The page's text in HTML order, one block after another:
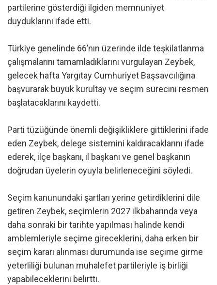
partilerine gösterdiği ilgiden memnuniyet
duyduklarını ifade etti.
Türkiye genelinde 66’nın üzerinde ilde teşkilatlanma
çalışmalarını tamamladıklarını vurgulayan Zeybek,
gelecek hafta Yargıtay Cumhuriyet Başsavcılığına
başvurarak büyük kurultay ve seçim sürecini resmen
başlatacaklarını kaydetti.
Parti tüzüğünde önemli değişikliklere gittiklerini ifade
eden Zeybek, delege sistemini kaldıracaklarını ifade
ederek, ilçe başkanı, il başkanı ve genel başkanın
doğrudan üyelerin oyuyla belirleneceğini söyledi.
Seçim kanunundaki şartları yerine getirdiklerini dile
getiren Zeybek, seçimlerin 2027 ilkbaharında veya
daha sonraki bir tarihte yapılması halinde kendi
amblemleriyle seçime gireceklerini, daha erken bir
seçim kararı alınması durumunda ise seçime girme
yeterliliği bulunan muhalefet partileriyle iş birliği
yapabileceklerini belirtti.